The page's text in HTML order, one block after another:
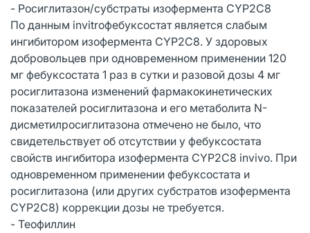
- Росиглитазон/субстраты изофермента CYP2C8
По данным invitroфебуксостат является слабым
ингибитором изофермента CYP2C8. У здоровых
добровольцев при одновременном применении 120
мг фебуксостата 1 раз в сутки и разовой дозы 4 мг
росиглитазона изменений фармакокинетических
показателей росиглитазона и его метаболита N-
дисметилросиглитазона отмечено не было, что
свидетельствует об отсутствии у фебуксостата
свойств ингибитора изофермента CYP2C8 invivo. При
одновременном применении фебуксостата и
росиглитазона (или других субстратов изофермента
CYP2C8) коррекции дозы не требуется.
- Теофиллин